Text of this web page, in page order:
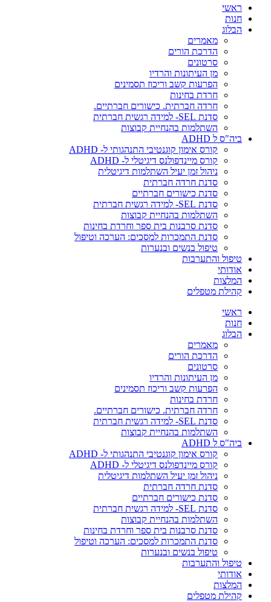
ראשי
חנות
הבלוג
מאמרים
הדרכת הורים
סרטונים
מן העיתונות והרדיו
הפרעות קשב וריכוז תסמינים
חרדת בחינות
חרדה חברתית. כישורים חברתיים.
סדנת SEL- למידה רגשית חברתית
השתלמות בהנחיית קבוצות
ביה"ס ל ADHD
קורס אימון קוגנטיבי התנהגותי ל- ADHD
קורס מיינדפולנס דיגיטלי ל- ADHD
ניהול זמן יעיל השתלמות דיגיטלית
סדנת חרדה חברתית
סדנת כישורים חברתיים
סדנת SEL- למידה רגשית חברתית
השתלמות בהנחיית קבוצות
סדנת סרבנות בית ספר וחרדת בחינות
סדנת התמכרות למסכים: הערכה וטיפול
טיפול בנשים ובנערות
טיפול והתערבות
אודותי
המלצות
קהילת מטפלים
ראשי
חנות
הבלוג
מאמרים
הדרכת הורים
סרטונים
מן העיתונות והרדיו
הפרעות קשב וריכוז תסמינים
חרדת בחינות
חרדה חברתית. כישורים חברתיים.
סדנת SEL- למידה רגשית חברתית
השתלמות בהנחיית קבוצות
ביה"ס ל ADHD
קורס אימון קוגנטיבי התנהגותי ל- ADHD
קורס מיינדפולנס דיגיטלי ל- ADHD
ניהול זמן יעיל השתלמות דיגיטלית
סדנת חרדה חברתית
סדנת כישורים חברתיים
סדנת SEL- למידה רגשית חברתית
השתלמות בהנחיית קבוצות
סדנת סרבנות בית ספר וחרדת בחינות
סדנת התמכרות למסכים: הערכה וטיפול
טיפול בנשים ובנערות
טיפול והתערבות
אודותי
המלצות
קהילת מטפלים